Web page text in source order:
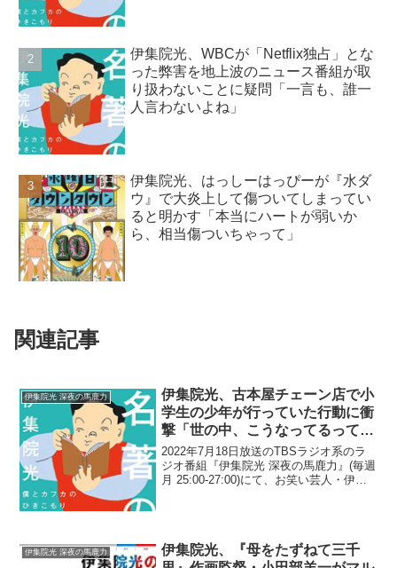
伊集院光、WBCが「Netflix独占」とな
った弊害を地上波のニュース番組が取
り扱わないことに疑問「一言も、誰一
人言わないよね」
伊集院光、はっしーはっぴーが『水ダ
ウ』で大炎上して傷ついてしまってい
ると明かす「本当にハートが弱いか
ら、相当傷ついちゃって」
関連記事
伊集院光 深夜の馬鹿力
伊集院光、古本屋チェーン店で小
学生の少年が行っていた行動に衝
撃「世の中、こうなってるって思
ってちょっと震えた」
2022年7月18日放送のTBSラジオ系のラ
ジオ番組『伊集院光 深夜の馬鹿力』(毎週
月 25:00-27:00)にて、お笑い芸人・伊集
伊集院光 深夜の馬鹿力
伊集院光、『母をたずねて三千